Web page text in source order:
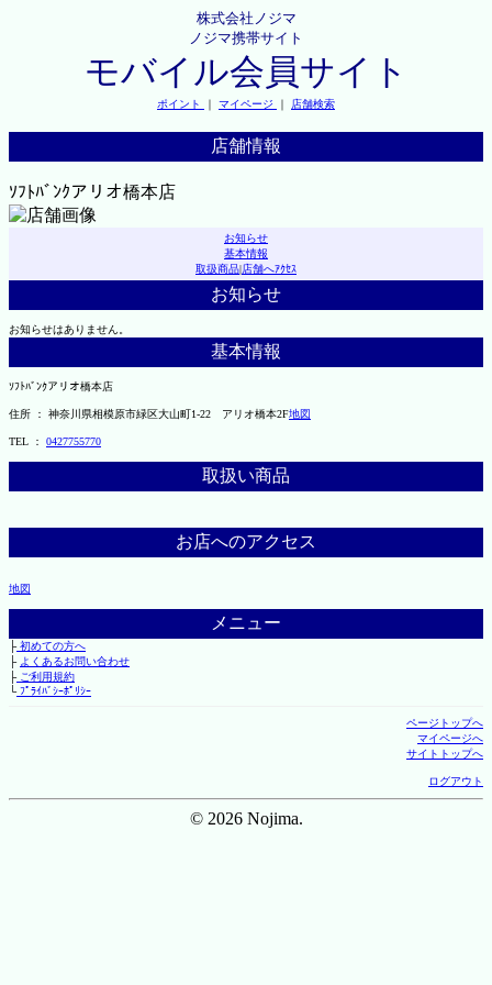
株式会社ノジマ
ノジマ携帯サイト
モバイル会員サイト
ポイント ｜ マイページ ｜ 店舗検索
店舗情報
ｿﾌﾄﾊﾞﾝｸアリオ橋本店
お知らせ
基本情報
取扱商品|店舗へｱｸｾｽ
お知らせ
お知らせはありません。
基本情報
ｿﾌﾄﾊﾞﾝｸアリオ橋本店
住所 ： 神奈川県相模原市緑区大山町1-22 アリオ橋本2F地図
TEL ： 0427755770
取扱い商品
お店へのアクセス
地図
メニュー
├初めての方へ
├ よくあるお問い合わせ
├ご利用規約
└ﾌﾟﾗｲﾊﾞｼｰﾎﾟﾘｼｰ
ページトップへ
マイページへ
サイトトップへ
ログアウト
© 2026 Nojima.